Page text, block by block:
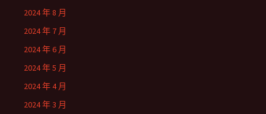
2024 年 8 月
2024 年 7 月
2024 年 6 月
2024 年 5 月
2024 年 4 月
2024 年 3 月